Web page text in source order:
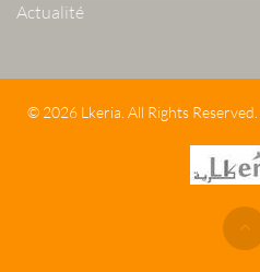
Actualité
© 2026 Lkeria. All Rights Reserved.